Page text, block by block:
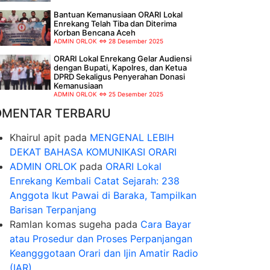
Bantuan Kemanusiaan ORARI Lokal
Enrekang Telah Tiba dan Diterima
Korban Bencana Aceh
ADMIN ORLOK 28 Desember 2025
ORARI Lokal Enrekang Gelar Audiensi
dengan Bupati, Kapolres, dan Ketua
DPRD Sekaligus Penyerahan Donasi
Kemanusiaan
ADMIN ORLOK 25 Desember 2025
TERBARU
Khairul apit pada MENGENAL LEBIH
DEKAT BAHASA KOMUNIKASI ORARI
ADMIN ORLOK pada ORARI Lokal
Enrekang Kembali Catat Sejarah: 238
Anggota Ikut Pawai di Baraka, Tampilkan
Barisan Terpanjang
Ramlan komas sugeha pada Cara Bayar
atau Prosedur dan Proses Perpanjangan
Keangggotaan Orari dan Ijin Amatir Radio